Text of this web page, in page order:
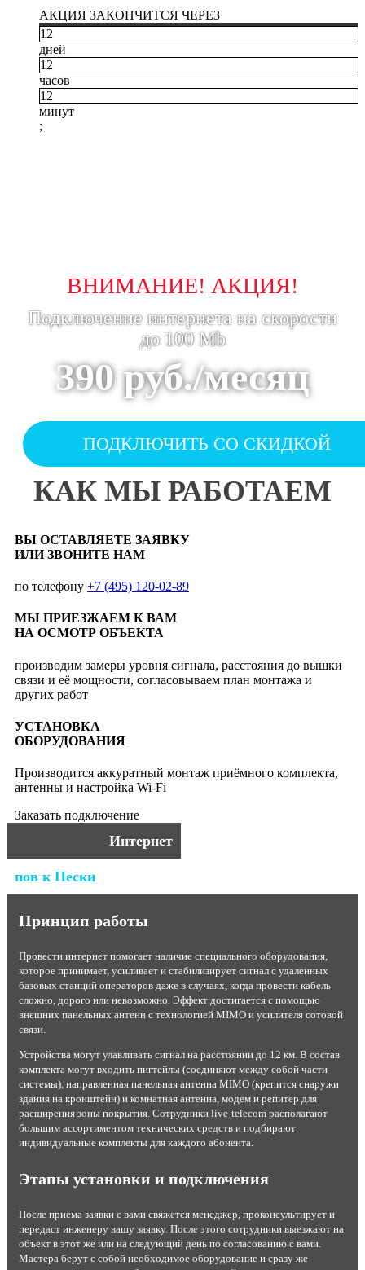
АКЦИЯ ЗАКОНЧИТСЯ ЧЕРЕЗ
12
дней
12
часов
12
минут
;
ВНИМАНИЕ! АКЦИЯ!
Подключение интернета на скорости
до 100 Mb
390 руб./месяц
ПОДКЛЮЧИТЬ СО СКИДКОЙ
КАК МЫ РАБОТАЕМ
ВЫ ОСТАВЛЯЕТЕ ЗАЯВКУ
ИЛИ ЗВОНИТЕ НАМ
по телефону +7 (495) 120-02-89
МЫ ПРИЕЗЖАЕМ К ВАМ
НА ОСМОТР ОБЪЕКТА
производим замеры уровня сигнала, расстояния до вышки
связи и её мощности, согласовываем план монтажа и
других работ
УСТАНОВКА
ОБОРУДОВАНИЯ
Производится аккуратный монтаж приёмного комплекта,
антенны и настройка Wi-Fi
Заказать подключение
Интернет
пов к Пески
Принцип работы
Провести интернет помогает наличие специального оборудования,
которое принимает, усиливает и стабилизирует сигнал с удаленных
базовых станций операторов даже в случаях, когда провести кабель
сложно, дорого или невозможно. Эффект достигается с помощью
внешних панельных антенн с технологией MIMO и усилителя сотовой
связи.
Устройства могут улавливать сигнал на расстоянии до 12 км. В состав
комплекта могут входить пигтейлы (соединяют между собой части
системы), направленная панельная антенна MIMO (крепится снаружи
здания на кронштейн) и комнатная антенна, модем и репитер для
расширения зоны покрытия. Сотрудники live-telecom располагают
большим ассортиментом технических средств и подбирают
индивидуальные комплекты для каждого абонента.
Этапы установки и подключения
После приема заявки с вами свяжется менеджер, проконсультирует и
передаст инженеру вашу заявку. После этого сотрудники выезжают на
объект в этот же или на следующий день по согласованию с вами.
Мастера берут с собой необходимое оборудование и сразу же